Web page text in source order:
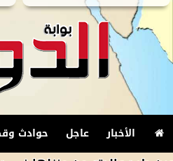
الأخبار عاجل حوادث